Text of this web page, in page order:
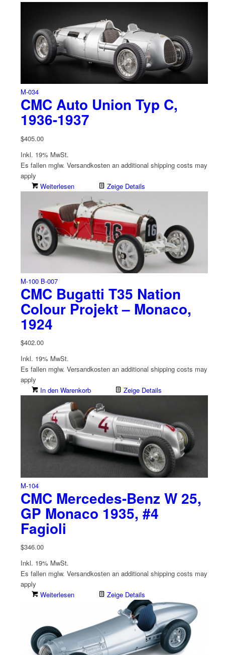
M-034
CMC Auto Union Typ C,
1936-1937
$405.00
Inkl. 19% MwSt.
Es fallen mglw. Versand­kosten an additional shipping costs may
apply
Weiterlesen
Zeige Details
M-100 B-007
CMC Bugatti T35 Nation
Colour Projekt – Monaco,
1924
$402.00
Inkl. 19% MwSt.
Es fallen mglw. Versand­kosten an additional shipping costs may
apply
In den Warenkorb
Zeige Details
M-104
CMC Mercedes-Benz W 25,
GP Monaco 1935, #4
Fagioli
$346.00
Inkl. 19% MwSt.
Es fallen mglw. Versand­kosten an additional shipping costs may
apply
Weiterlesen
Zeige Details